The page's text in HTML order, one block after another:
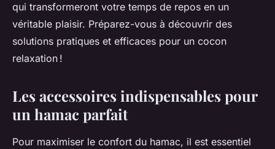
qui transformeront votre temps de repos en un
véritable plaisir. Préparez-vous à découvrir des
solutions pratiques et efficaces pour un cocon
relaxation !
Les accessoires indispensables pour
un hamac parfait
Pour maximiser le confort du hamac, il est essentiel